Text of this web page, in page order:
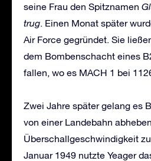
seine Frau den Spitznamen
trug. Einen Monat später
Air Force gegründet. Sie
dem Bombenschacht eines
fallen, wo es MACH 1 bei
Zwei Jahre später gelang es
von einer Landebahn
Überschallgeschwindigkeit
Januar 1949 nutzte Yeager